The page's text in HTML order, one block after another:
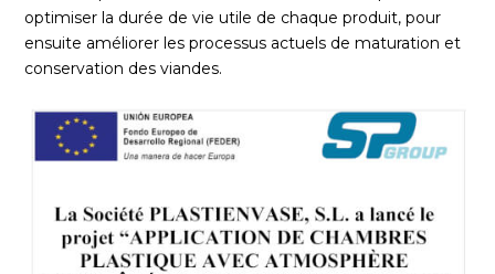
optimiser la durée de vie utile de chaque produit, pour
ensuite améliorer les processus actuels de maturation et
conservation des viandes.